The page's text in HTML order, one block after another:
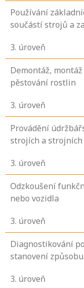
Používání
součástí strojů a
3. úroveň
Demontáž,
pěstování rostlin
3. úroveň
Provádění
strojích a
3. úroveň
Odzkoušení
nebo vozidla
3. úroveň
Diagnostikování
stanovení
3. úroveň